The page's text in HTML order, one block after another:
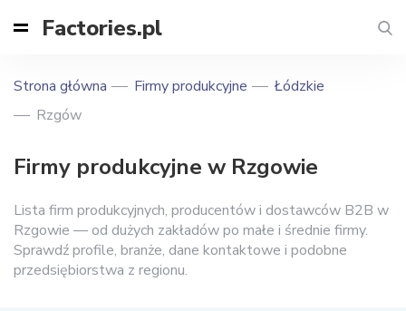
Factories.pl
Strona główna Firmy produkcyjne
Łódzkie
Rzgów
Firmy produkcyjne w Rzgowie
Lista firm produkcyjnych, producentów i dostawców B2B w
Rzgowie — od dużych zakładów po małe i średnie firmy.
Sprawdź profile, branże, dane kontaktowe i podobne
przedsiębiorstwa z regionu.